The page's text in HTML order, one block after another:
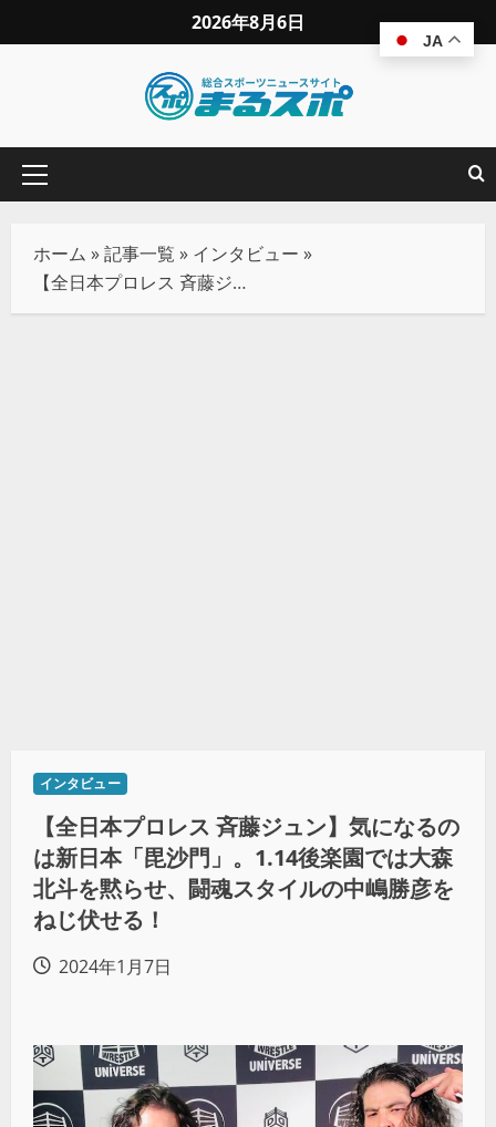
2026年8月6日
ホーム »記事一覧 » インタビュー »
【全日本プロレス 斉藤ジュン】気になるのは新日本「毘沙門」。1.14後楽園では大森北斗を黙らせ、闘魂スタイルの中嶋勝彦をねじ伏せる！
インタビュー
【全日本プロレス 斉藤ジュン】気になるの
は新日本「毘沙門」。1.14後楽園では大森
北斗を黙らせ、闘魂スタイルの中嶋勝彦を
ねじ伏せる！
2024年1月7日
JA